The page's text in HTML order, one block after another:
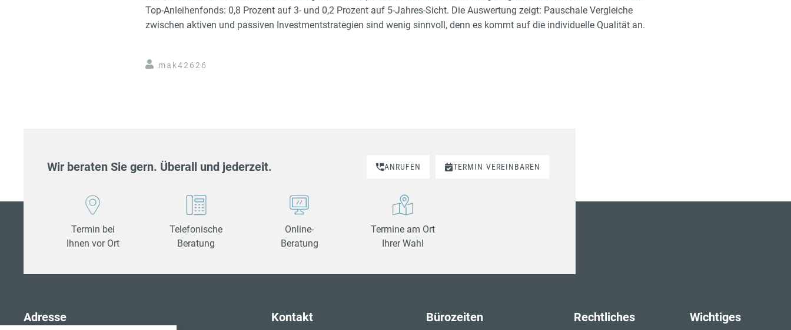
Top-Anleihenfonds: 0,8 Prozent auf 3- und 0,2 Prozent auf 5-Jahres-Sicht. Die Auswertung zeigt: Pauschale Vergleiche
zwischen aktiven und passiven Investmentstrategien sind wenig sinnvoll, denn es kommt auf die individuelle Qualität an.
mak42626
Wir beraten Sie gern. Überall und jederzeit. ANRUFEN TERMIN VEREINBAREN
Termin bei
Ihnen vor Ort
Telefonische
Beratung
Online-
Beratung
Termine am Ort
Ihrer Wahl
Adresse Kontakt Bürozeiten Rechtliches Wichtiges